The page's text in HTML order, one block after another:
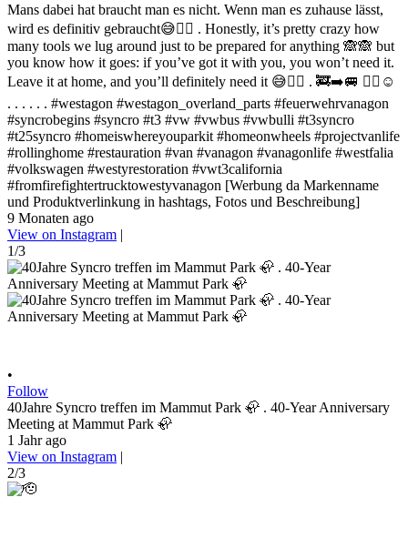
Mans dabei hat braucht man es nicht. Wenn man es zuhause lässt,
wird es definitiv gebraucht😅✌🏻 . Honestly, it’s pretty crazy how
many tools we lug around just to be prepared for anything 🙈🙈 but
you know how it goes: if you’ve got it with you, you won’t need it.
Leave it at home, and you’ll definitely need it 😅✌🏻 . 🚒➡️🚐 ✌🏻☺️
. . . . . . #westagon #westagon_overland_parts #feuerwehrvanagon
#syncrobegins #syncro #t3 #vw #vwbus #vwbulli #t3syncro
#t25syncro #homeiswhereyouparkit #homeonwheels #projectvanlife
#rollinghome #restauration #van #vanagon #vanagonlife #westfalia
#volkswagen #westyrestoration #vwt3california
#fromfirefightertrucktowestyvanagon [Werbung da Markenname
und Produktverlinkung in hashtags, Fotos und Beschreibung]
9 Monaten ago
View on Instagram |
1/3
•
Follow
40Jahre Syncro treffen im Mammut Park 🦣 . 40-Year Anniversary
Meeting at Mammut Park 🦣
1 Jahr ago
View on Instagram |
2/3